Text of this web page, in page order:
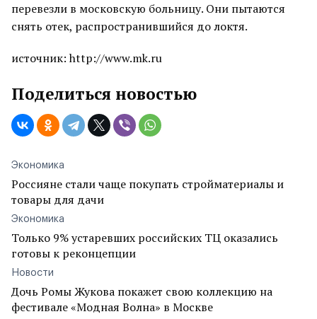
перевезли в московскую больницу. Они пытаются
снять отек, распространившийся до локтя.
источник: http://www.mk.ru
Поделиться новостью
Экономика
Россияне стали чаще покупать стройматериалы и
товары для дачи
Экономика
Только 9% устаревших российских ТЦ оказались
готовы к реконцепции
Новости
Дочь Ромы Жукова покажет свою коллекцию на
фестивале «Модная Волна» в Москве